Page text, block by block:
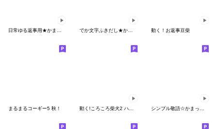
動く！お返事豆柴
まるまるコーギー5 秋！